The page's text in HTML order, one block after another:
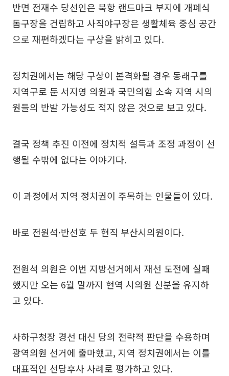
반면 전재수 당선인은 북항 랜드마크 부지에 개폐식
돔구장을 건립하고 사직야구장은 생활체육 중심 공간
으로 재편하겠다는 구상을 밝히고 있다.
정치권에서는 해당 구상이 본격화될 경우 동래구를
지역구로 둔 서지영 의원과 국민의힘 소속 지역 시의
원들의 반발 가능성도 적지 않은 것으로 보고 있다.
결국 정책 추진 이전에 정치적 설득과 조정 과정이 선
행될 수밖에 없다는 이야기다.
이 과정에서 지역 정치권이 주목하는 인물들이 있다.
바로 전원석·반선호 두 현직 부산시의원이다.
전원석 의원은 이번 지방선거에서 재선 도전에 실패
했지만 오는 6월 말까지 현역 시의원 신분을 유지하
고 있다.
사하구청장 경선 대신 당의 전략적 판단을 수용하며
광역의원 선거에 출마했고, 지역 정치권에서는 이를
대표적인 선당후사 사례로 평가하고 있다.